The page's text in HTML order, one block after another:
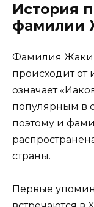
История
фамилии
Фамилия
происходит от
означает
популярным в
поэтому и
страны.
Первые